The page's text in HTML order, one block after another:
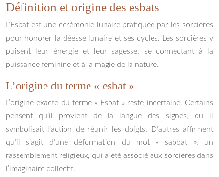
Définition et origine des esbats
L’Esbat est une cérémonie lunaire pratiquée par les sorcières
pour honorer la déesse lunaire et ses cycles. Les sorcières y
puisent leur énergie et leur sagesse, se connectant à la
puissance féminine et à la magie de la nature.
L’origine du terme « esbat »
L’origine exacte du terme « Esbat » reste incertaine. Certains
pensent qu’il provient de la langue des signes, où il
symbolisait l’action de réunir les doigts. D’autres affirment
qu’il s’agit d’une déformation du mot « sabbat », un
rassemblement religieux, qui a été associé aux sorcières dans
l’imaginaire collectif.